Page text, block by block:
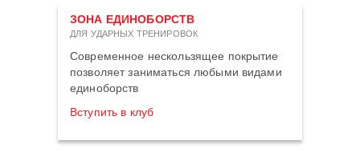
ЗОНА ЕДИНОБОРСТВ
ДЛЯ УДАРНЫХ ТРЕНИРОВОК
Современное нескользящее покрытие
позволяет заниматься любыми видами
единоборств
Вступить в клуб